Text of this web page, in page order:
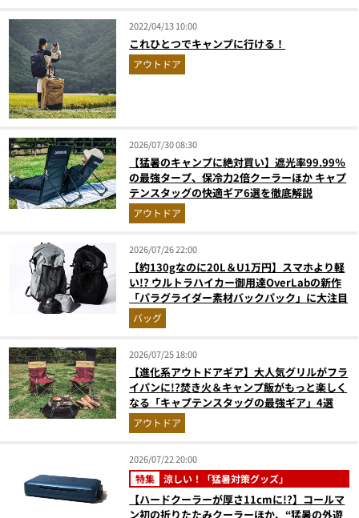
2022/04/13 10:00
これひとつでキャンプに行ける！
アウトドア
2026/07/30 08:30
【猛暑のキャンプに絶対買い】遮光率99.99％
の最強タープ、保冷力2倍クーラーほか キャプ
テンスタッグの快適ギア6選を徹底解説
アウトドア
2026/07/26 22:00
【約130gなのに20L＆U1万円】スマホより軽
い!? ウルトラハイカー御用達OverLabの新作
「パラグライダー素材バックパック」に大注目
バッグ
2026/07/25 18:00
【進化系アウトドアギア】大人気グリルがフラ
イパンに!?焚き火＆キャンプ飯がもっと楽しく
なる「キャプテンスタッグの最強ギア」4選
アウトドア
2026/07/22 20:00
特集 涼しい！「猛暑対策グッズ」
【ハードクーラーが厚さ11cmに!?】コールマ
ン初の折りたたみクーラーほか、“猛暑の外遊